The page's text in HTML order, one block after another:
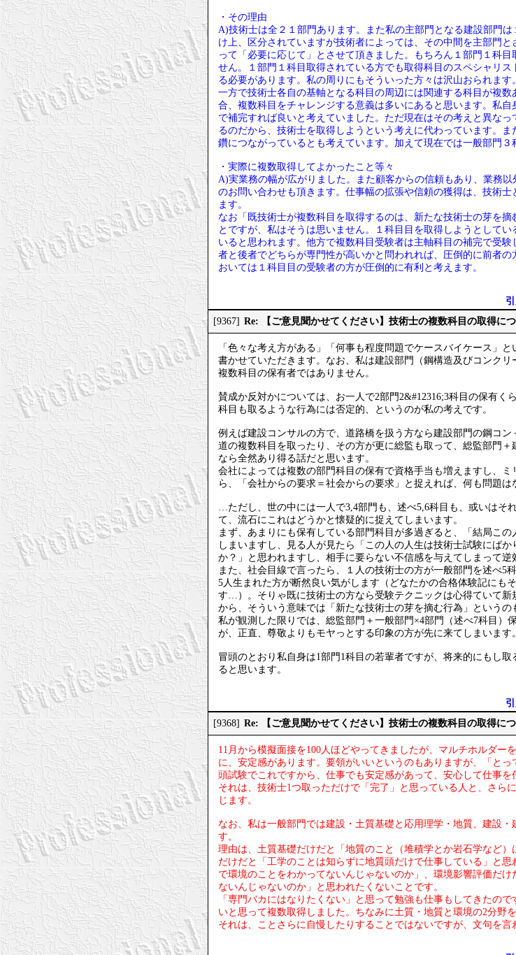
・その理由
A)技術士は全２１部門あります。また私の主部門となる建設部門
け上、区分されていますが技術者によっては、その中間を主部門
って「必要に応じて」とさせて頂きました。もちろん１部門１科
せん。１部門１科目取得されている方でも取得科目のスペシャリ
る必要があります。私の周りにもそういった方々は沢山おられます。
一方で技術士各自の基軸となる科目の周辺には関連する科目が複
合、複数科目をチャレンジする意義は多いにあると思います。私
で補完すれば良いと考えていました。ただ現在はその考えと異な
るのだから、技術士を取得しようという考えに代わっています。
鑽につながっているとも考えています。加えて現在では一般部門３
・実際に複数取得してよかったこと等々
A)実業務の幅が広がりました。また顧客からの信頼もあり、業務
のお問い合わせも頂きます。仕事幅の拡張や信頼の獲得は、技術
ます。
なお「既技術士が複数科目を取得するのは、新たな技術士の芽を
とですが、私はそうは思いません。１科目目を取得しようとして
いると思われます。他方で複数科目受験者は主軸科目の補完で受
者と後者でどちらが専門性が高いかと問われれば、圧倒的に前者
おいては１科目目の受験者の方が圧倒的に有利と考えます。
[9367] Re: 【ご意見聞かせてください】技術士の複数科目の取得に
「色々な考え方がある」「何事も程度問題でケースバイケース」
書かせていただきます。なお、私は建設部門（鋼構造及びコンクリ
複数科目の保有者ではありません。
賛成か反対かについては、お一人で2部門2&#12316;3科目の保有く
科目も取るような行為には否定的、というのが私の考えです。
例えば建設コンサルの方で、道路橋を扱う方なら建設部門の鋼コ
道の複数科目を取ったり、その方が更に総監も取って、総監部門
なら全然あり得る話だと思います。
会社によっては複数の部門科目の保有で資格手当も増えますし、
ら、「会社からの要求＝社会からの要求」と捉えれば、何も問題は
…ただし、世の中には一人で3,4部門も、述べ5,6科目も、或いはそ
て、流石にこれはどうかと懐疑的に捉えてしまいます。
まず、あまりにも保有している部門科目が多過ぎると、「結局こ
しまいますし、見る人が見たら「この人の人生は技術士試験にば
か？」と思われますし、相手に要らない不信感を与えてしまって逆
また、社会目線で言ったら、１人の技術士の方が一般部門を述べ5
5人生まれた方が断然良い気がします（どなたかの合格体験記にも
す…）。そりゃ既に技術士の方なら受験テクニックは心得ていて新
から、そういう意味では「新たな技術士の芽を摘む行為」というの
私が観測した限りでは、総監部門＋一般部門×4部門（述べ7科目
が、正直、尊敬よりもモヤっとする印象の方が先に来てしまいます。
冒頭のとおり私自身は1部門1科目の若輩者ですが、将来的にもし
ると思います。
[9368] Re: 【ご意見聞かせてください】技術士の複数科目の取得に
11月から模擬面接を100人ほどやってきましたが、マルチホルダー
に、安定感があります。要領がいいというのもありますが、「と
頭試験でこれですから、仕事でも安定感があって、安心して仕事を
それは、技術士1つ取っただけで「完了」と思っている人と、さら
じます。
なお、私は一般部門では建設・土質基礎と応用理学・地質、建設
す。
理由は、土質基礎だけだと「地質のこと（堆積学とか岩石学など
だけだと「工学のことは知らずに地質頭だけで仕事している」と
で環境のことをわかってないんじゃないのか」、環境影響評価だ
ないんじゃないのか」と思われたくないことです。
「専門バカにはなりたくない」と思って勉強も仕事もしてきたの
いと思って複数取得しました。ちなみに土質・地質と環境の2分野
それは、ことさらに自慢したりすることではないですが、文句を言